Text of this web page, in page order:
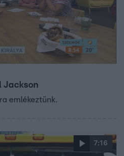
Jackson
emlékeztünk.
7:16